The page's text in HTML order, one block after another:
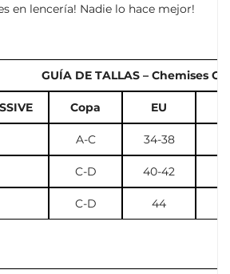
en lencería! Nadie lo hace mejor!
GUÍA DE TALLAS – Chemises
Copa EU
A-C 34-38
C-D 40-42
C-D 44